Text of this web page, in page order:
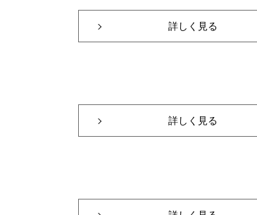
詳しく見る
詳しく見る